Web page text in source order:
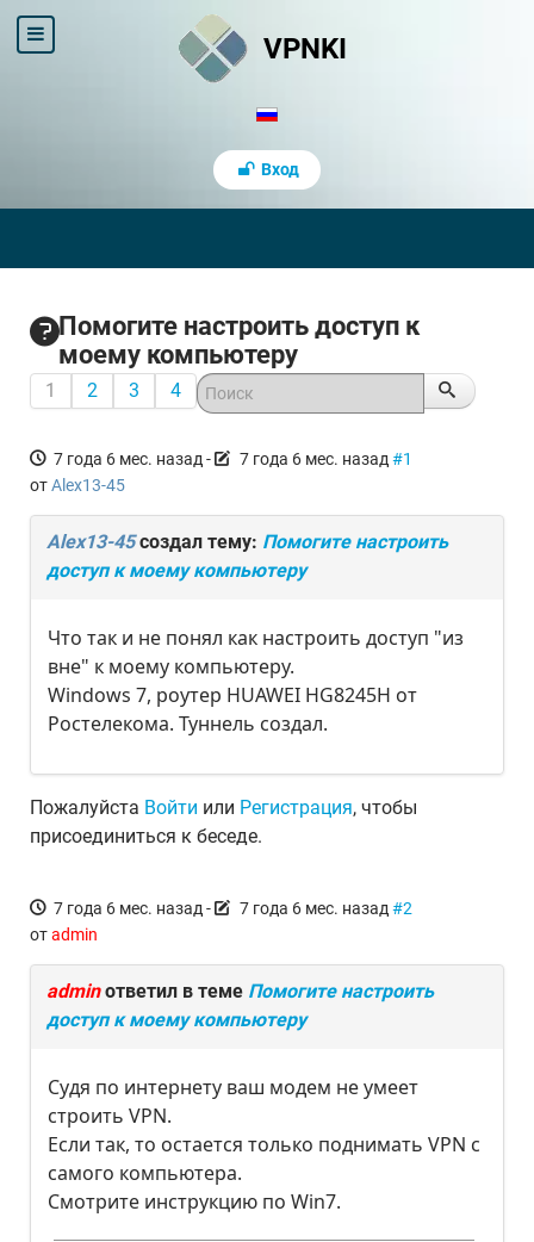
VPNKI
Вход
Помогите настроить доступ к
моему компьютеру
1 2 3 4
7 года 6 мес. назад - 7 года 6 мес. назад #1
отAlex13-45
Alex13-45создал тему: Помогите настроить
доступ к моему компьютеру
Что так и не понял как настроить доступ "из
вне" к моему компьютеру.
Windows 7, роутер HUAWEI HG8245H от
Ростелекома. Туннель создал.
Пожалуйста Войти или Регистрация, чтобы
присоединиться к беседе.
7 года 6 мес. назад - 7 года 6 мес. назад #2
отadmin
adminответил в теме Помогите настроить
доступ к моему компьютеру
Судя по интернету ваш модем не умеет
строить VPN.
Если так, то остается только поднимать VPN с
самого компьютера.
Смотрите инструкцию по Win7.